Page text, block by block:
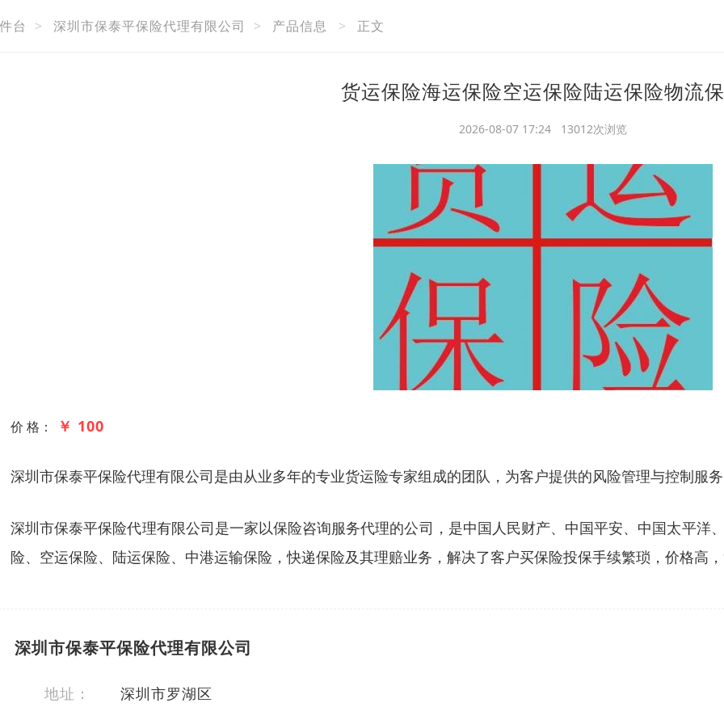
台 > 深圳市保泰平保险代理有限公司 > 产品信息 > 正文
货运保险海运保险空运保险陆运保险物流
2026-08-07 17:24 13012次浏览
价 格： ￥ 100
深圳市保泰平保险代理有限公司是由从业多年的专业货运险专家组成的团队，为客户提供的风险管理与控制服
深圳市保泰平保险代理有限公司是一家以保险咨询服务代理的公司，是中国人民财产、中国平安、中国太平洋
险、空运保险、陆运保险、中港运输保险，快递保险及其理赔业务，解决了客户买保险投保手续繁琐，价格高
深圳市保泰平保险代理有限公司
地址：
深圳市罗湖区